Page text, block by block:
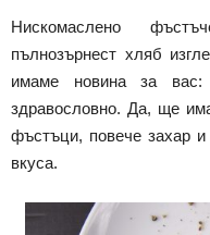
Нискомаслено
пълнозърнест хляб
имаме новина за вас:
здравословно. Да, ще
фъстъци, повече захар
вкуса.